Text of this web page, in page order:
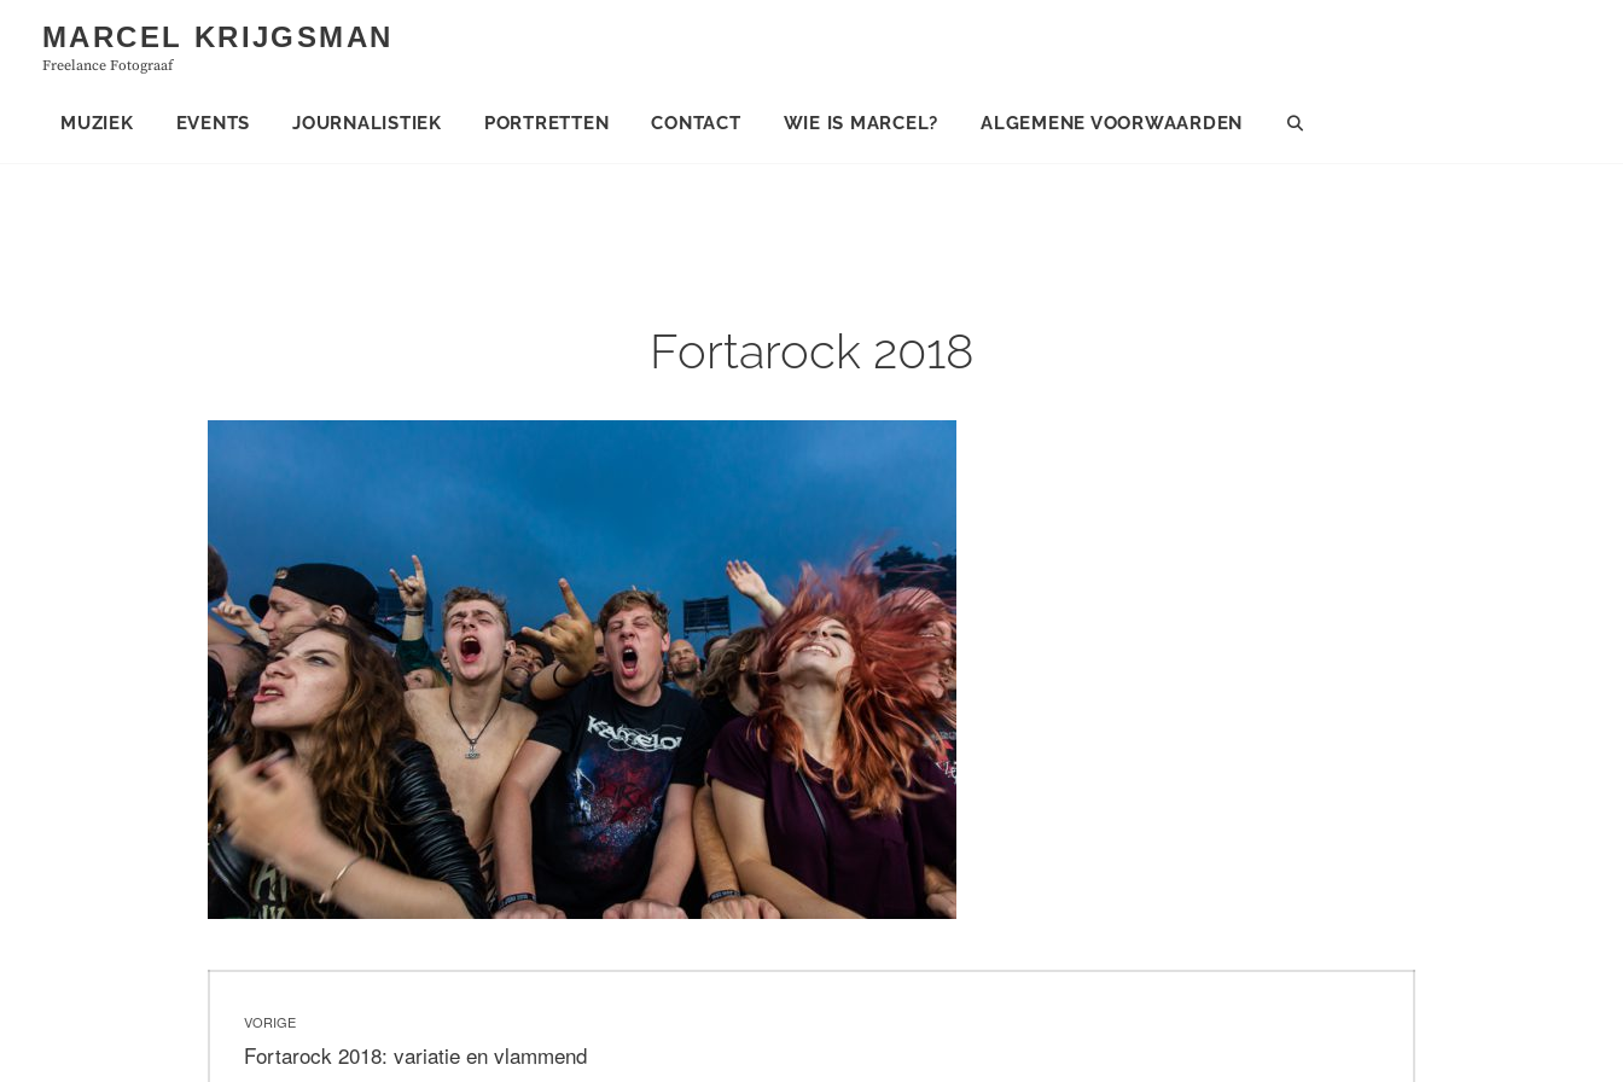
content
MARCEL KRIJGSMAN
Freelance Fotograaf
MUZIEK EVENTS JOURNALISTIEK PORTRETTEN CONTACT WIE IS MARCEL? ALGEMENE VOORWAARDEN
Fortarock 2018
navigatie
VORIGE
Vorig
Fortarock 2018: variatie en vlammend